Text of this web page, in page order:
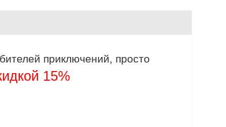
приключений, просто
15%